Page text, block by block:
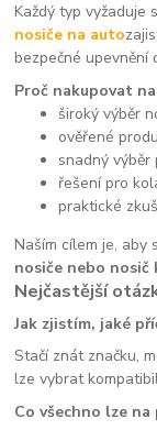
Každý typ vyžaduje
nosiče na auto
bezpečné upevnění
Proč nakupovat
široký výběr
ověřené
snadný
řešení pro
praktické
Naším cílem je, aby
nosiče nebo nosič
Nejčastější
Jak zjistím, jaké
Stačí znát značku,
lze vybrat
Co všechno lze